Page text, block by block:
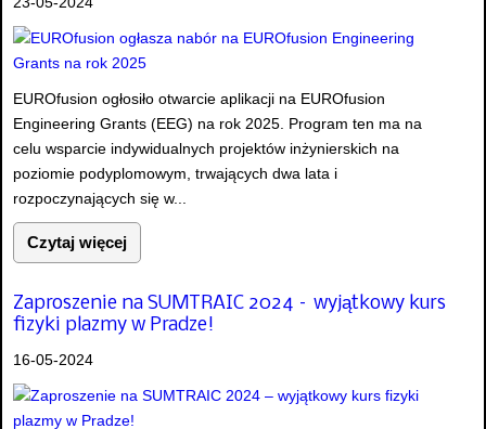
EUROfusion ogłosiło otwarcie aplikacji na EUROfusion
Engineering Grants (EEG) na rok 2025. Program ten ma na
celu wsparcie indywidualnych projektów inżynierskich na
poziomie podyplomowym, trwających dwa lata i
rozpoczynających się w...
Czytaj więcej
Zaproszenie na SUMTRAIC 2024 – wyjątkowy kurs
fizyki plazmy w Pradze!
16-05-2024